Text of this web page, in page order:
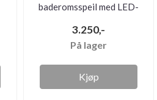
baderomsspeil med LED-
3.250,-
På lager
Kjøp